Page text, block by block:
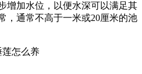
增加水位，以便水深可以满足其
，通常不高于一米或20厘米的池